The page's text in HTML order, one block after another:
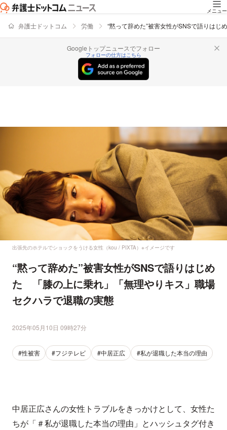
メニュー
弁護士ドットコム 労働 “黙って辞めた”被害女性がSNSで語りは
Googleトップニュースでフォロー
フォローの仕方はこちら
出張先のホテルでショックをうける女性（kou / PIXTA）※イメージです
“黙って辞めた”被害女性がSNSで語りはじめ
た 「膝の上に乗れ」「無理やりキス」職場
セクハラで退職の実態
2025年05月10日 09時27分
#性被害 #フジテレビ #中居正広 #私が退職した本当の理由
中居正広さんの女性トラブルをきっかけとして、女性た
ちが「＃私が退職した本当の理由」とハッシュタグ付き